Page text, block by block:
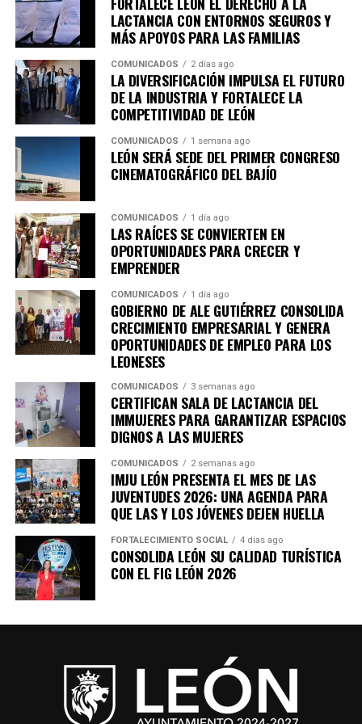
enero 2026 el último día de exposición.
Con este ciclo, el Instituto Cultural de León consolida su
compromiso con el fomento, la promoción y el acceso a
los derechos culturales, acercando al público a
experiencias artísticas diversas y de reflexión profunda,
en diálogo con uno de los festivales más importantes de
Iberoamérica.
Para conocer más detalles sobre los espacios expositivos
de CAVI y la programación especial del Cervantino en
León, se invita a seguir las cuentas en redes sociales del
ICL, que son
@culturaleony@cavileonasí como
consultar la página web oficialwww.culturaleon.com
para más detalles sobre eventos culturales en León.
LACTANCIA CON ENTORNOS SEGUROS Y
MÁS APOYOS PARA LAS FAMILIAS
COMUNICADOS 2 días ago
LA DIVERSIFICACIÓN IMPULSA EL FUTURO
DE LA INDUSTRIA Y FORTALECE LA
COMPETITIVIDAD DE LEÓN
COMUNICADOS 1 semana ago
LEÓN SERÁ SEDE DEL PRIMER CONGRESO
CINEMATOGRÁFICO DEL BAJÍO
COMUNICADOS 1 día ago
LAS RAÍCES SE CONVIERTEN EN
OPORTUNIDADES PARA CRECER Y
EMPRENDER
COMUNICADOS 1 día ago
GOBIERNO DE ALE GUTIÉRREZ CONSOLIDA
CRECIMIENTO EMPRESARIAL Y GENERA
OPORTUNIDADES DE EMPLEO PARA LOS
LEONESES
COMUNICADOS 3 semanas ago
CERTIFICAN SALA DE LACTANCIA DEL
IMMUJERES PARA GARANTIZAR ESPACIOS
DIGNOS A LAS MUJERES
COMUNICADOS 2 semanas ago
IMJU LEÓN PRESENTA EL MES DE LAS
JUVENTUDES 2026: UNA AGENDA PARA
QUE LAS Y LOS JÓVENES DEJEN HUELLA
FORTALECIMIENTO SOCIAL 4 días ago
CONSOLIDA LEÓN SU CALIDAD TURÍSTICA
CON EL FIG LEÓN 2026